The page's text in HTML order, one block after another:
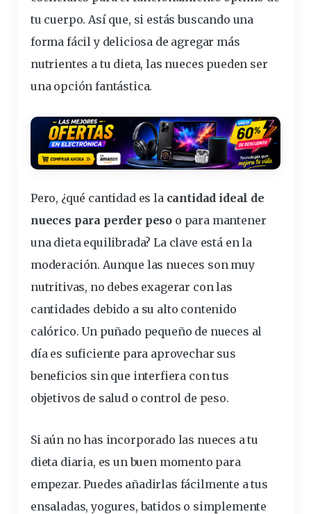
tu cuerpo. Así que, si estás buscando una
forma fácil y deliciosa de agregar más
nutrientes a tu dieta, las nueces pueden ser
una opción fantástica.
Pero, ¿qué cantidad es la cantidad ideal de
nueces para perder peso o para mantener
una dieta equilibrada? La clave está en la
moderación. Aunque las nueces son muy
nutritivas, no debes exagerar con las
cantidades debido a su alto contenido
calórico. Un puñado pequeño de nueces al
día es suficiente para aprovechar sus
beneficios sin que interfiera con tus
objetivos de salud o control de peso.
Si aún no has incorporado las nueces a tu
dieta diaria, es un buen momento para
empezar. Puedes añadirlas fácilmente a tus
ensaladas, yogures, batidos o simplemente